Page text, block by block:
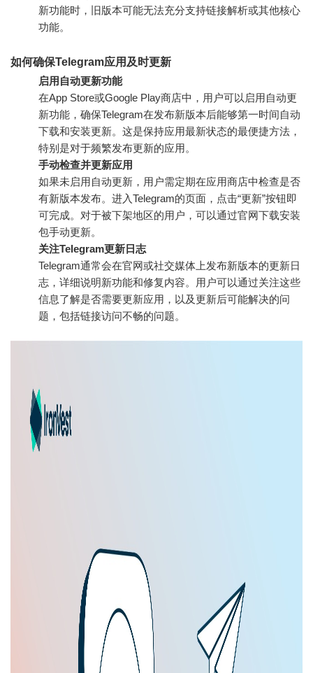
新功能时，旧版本可能无法充分支持链接解析或其他核心
功能。
如何确保Telegram应用及时更新
启用自动更新功能
在App Store或Google Play商店中，用户可以启用自动更
新功能，确保Telegram在发布新版本后能够第一时间自动
下载和安装更新。这是保持应用最新状态的最便捷方法，
特别是对于频繁发布更新的应用。
手动检查并更新应用
如果未启用自动更新，用户需定期在应用商店中检查是否
有新版本发布。进入Telegram的页面，点击“更新”按钮即
可完成。对于被下架地区的用户，可以通过官网下载安装
包手动更新。
关注Telegram更新日志
Telegram通常会在官网或社交媒体上发布新版本的更新日
志，详细说明新功能和修复内容。用户可以通过关注这些
信息了解是否需要更新应用，以及更新后可能解决的问
题，包括链接访问不畅的问题。